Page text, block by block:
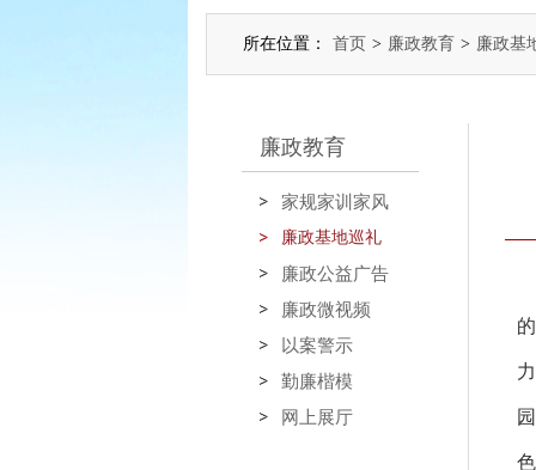
所在位置： 首页 > 廉政教育 > 廉政基
廉政教育
家规家训家风
廉政基地巡礼
廉政公益广告
廉政微视频
以案警示
勤廉楷模
网上展厅